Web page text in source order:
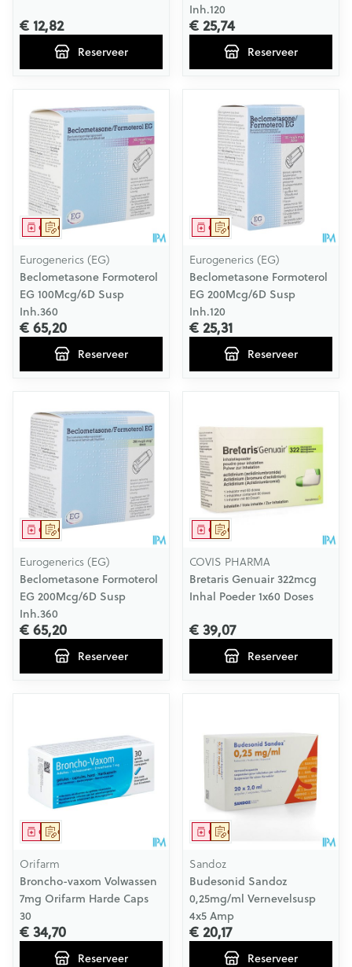
€ 12,82
Reserveer
Inh.120
€ 25,74
Reserveer
Op voorschrift
Geneesmiddel
Eurogenerics (EG)
Beclometasone Formoterol
EG 100Mcg/6D Susp
Inh.360
€ 65,20
Reserveer
Op voorschrift
Geneesmiddel
Eurogenerics (EG)
Beclometasone Formoterol
EG 200Mcg/6D Susp
Inh.120
€ 25,31
Reserveer
Op voorschrift
Geneesmiddel
Eurogenerics (EG)
Beclometasone Formoterol
EG 200Mcg/6D Susp
Inh.360
€ 65,20
Reserveer
Op voorschrift
Geneesmiddel
COVIS PHARMA
Bretaris Genuair 322mcg
Inhal Poeder 1x60 Doses
€ 39,07
Reserveer
Op voorschrift
Geneesmiddel
Orifarm
Broncho-vaxom Volwassen
7mg Orifarm Harde Caps
30
€ 34,70
Reserveer
Op voorschrift
Geneesmiddel
Sandoz
Budesonid Sandoz
0,25mg/ml Vernevelsusp
4x5 Amp
€ 20,17
Reserveer